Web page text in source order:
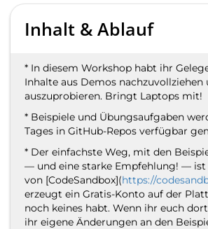
Inhalt & Ablauf
* In diesem Workshop habt ihr
Inhalte aus Demos nachzuvollziehen
auszuprobieren. Bringt Laptops mit!
* Beispiele und Übungsaufgaben
Tages in GitHub-Repos verfügbar
* Der einfachste Weg, mit den
— und eine starke Empfehlung! — ist
von [CodeSandbox](https://
erzeugt ein Gratis-Konto auf der
noch keines habt. Wenn ihr euch
ihr eigene Änderungen an den